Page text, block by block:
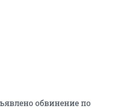
обвинение по